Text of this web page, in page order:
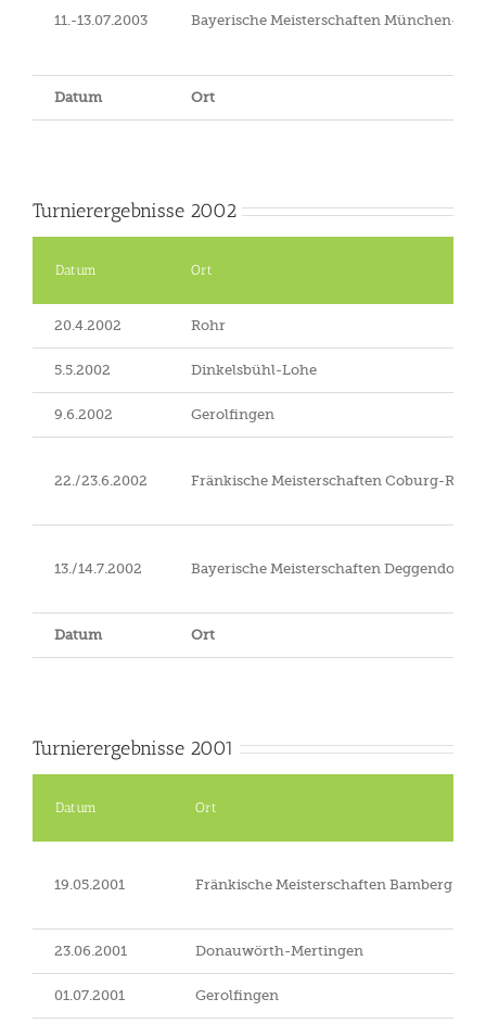
11.-13.07.2003 Bayerische Meisterschaften München-
Datum Ort
Turnierergebnisse 2002
Datum Ort
20.4.2002 Rohr
5.5.2002 Dinkelsbühl-Lohe
9.6.2002 Gerolfingen
22./23.6.2002 Fränkische Meisterschaften Coburg-
13./14.7.2002 Bayerische Meisterschaften Deggendorf
Datum Ort
Turnierergebnisse 2001
Datum Ort
19.05.2001 Fränkische Meisterschaften Bamberg
23.06.2001 Donauwörth-Mertingen
01.07.2001 Gerolfingen